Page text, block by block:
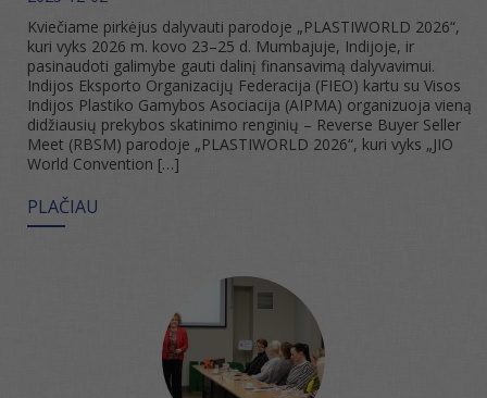
Kviečiame pirkėjus dalyvauti parodoje „PLASTIWORLD 2026“,
kuri vyks 2026 m. kovo 23–25 d. Mumbajuje, Indijoje, ir
pasinaudoti galimybe gauti dalinį finansavimą dalyvavimui.
Indijos Eksporto Organizacijų Federacija (FIEO) kartu su Visos
Indijos Plastiko Gamybos Asociacija (AIPMA) organizuoja vieną
didžiausių prekybos skatinimo renginių – Reverse Buyer Seller
Meet (RBSM) parodoje „PLASTIWORLD 2026“, kuri vyks „JIO
World Convention […]
PLAČIAU